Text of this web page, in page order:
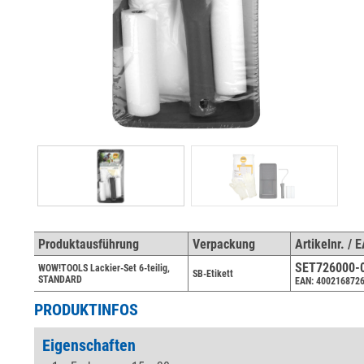
Produktausführung Verpackung Artikelnr. /
WOW!TOOLS Lackier-Set 6-teilig,
STANDARD
SB-Etikett SET726000-
EAN:
PRODUKTINFOS
Eigenschaften